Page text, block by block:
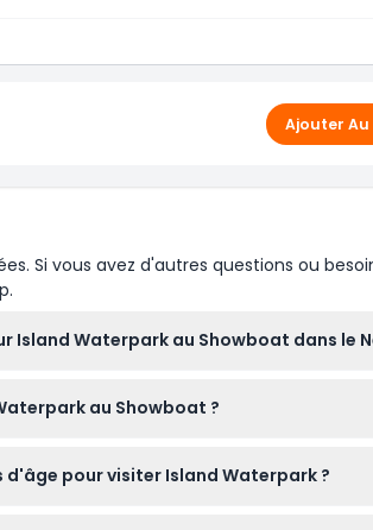
Ajouter Au
Si vous avez d'autres questions ou
Waterpark au Showboat dans le
au Showboat ?
une fouille, alors préparez-les en
pour visiter Island Waterpark ?